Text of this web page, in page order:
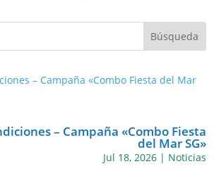
– Campaña «Combo Fiesta
del Mar SG»
Jul 18, 2026| Noticias